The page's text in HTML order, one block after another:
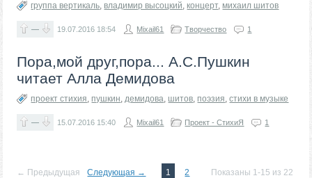
группа вертикаль, владимир высоцкий,концерт, михаил шитов
— 19.07.2016 18:54 Mixail61 Творчество 1
Пора,мой друг,пора... А.С.Пушкин
читает Алла Демидова
проект стихия, пушкин,демидова, шитов, поэзия,стихи в музыке
— 15.07.2016 15:40 Mixail61 Проект - СтихиЯ 1
← Предыдущая Следующая → 1 2 Показаны 1-15 из 22